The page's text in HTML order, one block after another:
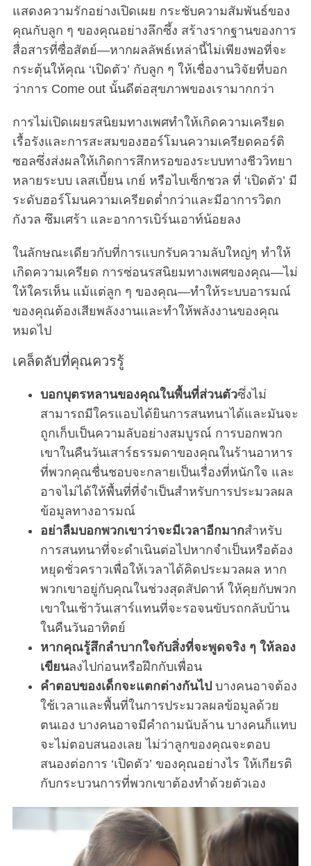
แสดงความรักอย่างเปิดเผย กระชับความสัมพันธ์ของ
คุณกับลูก ๆ ของคุณอย่างลึกซึ้ง สร้างรากฐานของการ
สื่อสารที่ซื่อสัตย์—หากผลลัพธ์เหล่านี้ไม่เพียงพอที่จะ
กระตุ้นให้คุณ ‘เปิดตัว’ กับลูก ๆ ให้เชื่องานวิจัยที่บอก
ว่าการ Come out นั้นดีต่อสุขภาพของเรามากกว่า
การไม่เปิดเผยรสนิยมทางเพศทำให้เกิดความเครียด
เรื้อรังและการสะสมของฮอร์โมนความเครียดคอร์ติ
ซอลซึ่งส่งผลให้เกิดการสึกหรอของระบบทางชีววิทยา
หลายระบบ เลสเบี้ยน เกย์ หรือไบเซ็กชวล ที่ ‘เปิดตัว’ มี
ระดับฮอร์โมนความเครียดต่ำกว่าและมีอาการวิตก
กังวล ซึมเศร้า และอาการเบิร์นเอาท์น้อยลง
ในลักษณะเดียวกับที่การแบกรับความลับใหญ่ๆ ทำให้
เกิดความเครียด การซ่อนรสนิยมทางเพศของคุณ—ไม่
ให้ใครเห็น แม้แต่ลูก ๆ ของคุณ—ทำให้ระบบอารมณ์
ของคุณต้องเสียพลังงานและทำให้พลังงานของคุณ
หมดไป
เคล็ดลับที่คุณควรรู้
บอกบุตรหลานของคุณในพื้นที่ส่วนตัวซึ่งไม่
สามารถมีใครแอบได้ยินการสนทนาได้และมันจะ
ถูกเก็บเป็นความลับอย่างสมบูรณ์ การบอกพวก
เขาในคืนวันเสาร์ธรรมดาของคุณในร้านอาหาร
ที่พวกคุณชื่นชอบจะกลายเป็นเรื่องที่หนักใจ และ
อาจไม่ได้ให้พื้นที่ที่จำเป็นสำหรับการประมวลผล
ข้อมูลทางอารมณ์
อย่าลืมบอกพวกเขาว่าจะมีเวลาอีกมากสำหรับ
การสนทนาที่จะดำเนินต่อไปหากจำเป็นหรือต้อง
หยุดชั่วคราวเพื่อให้เวลาได้คิดประมวลผล หาก
พวกเขาอยู่กับคุณในช่วงสุดสัปดาห์ ให้คุยกับพวก
เขาในเช้าวันเสาร์แทนที่จะรอจนขับรถกลับบ้าน
ในคืนวันอาทิตย์
หากคุณรู้สึกลำบากใจกับสิ่งที่จะพูดจริง ๆ ให้ลอง
เขียนลงไปก่อนหรือฝึกกับเพื่อน
คำตอบของเด็กจะแตกต่างกันไป บางคนอาจต้อง
ใช้เวลาและพื้นที่ในการประมวลผลข้อมูลด้วย
ตนเอง บางคนอาจมีคำถามนับล้าน บางคนก็แทบ
จะไม่ตอบสนองเลย ไม่ว่าลูกของคุณจะตอบ
สนองต่อการ ‘เปิดตัว’ ของคุณอย่างไร ให้เกียรติ
กับกระบวนการที่พวกเขาต้องทำด้วยตัวเอง